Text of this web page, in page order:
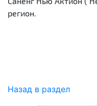
регион.
Назад в раздел